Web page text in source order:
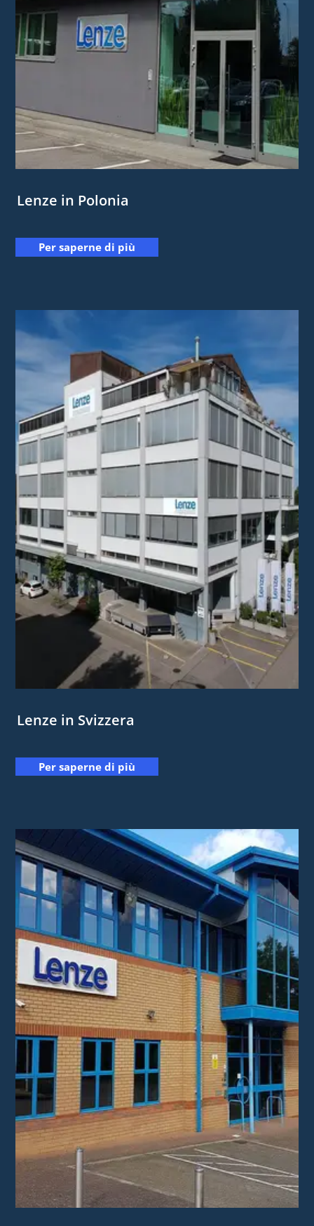
Lenze in Polonia
Per saperne di più
Lenze in Svizzera
Per saperne di più